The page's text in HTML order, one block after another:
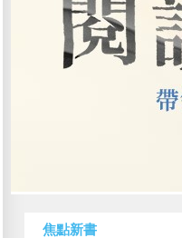
焦點新書